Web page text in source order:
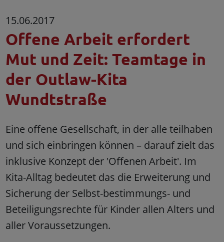
15.06.2017
Offene Arbeit erfordert
Mut und Zeit: Teamtage in
der Outlaw-Kita
Wundtstraße
Eine offene Gesellschaft, in der alle teilhaben
und sich einbringen können – darauf zielt das
inklusive Konzept der 'Offenen Arbeit'. Im
Kita-Alltag bedeutet das die Erweiterung und
Sicherung der Selbst-bestimmungs- und
Beteiligungsrechte für Kinder allen Alters und
aller Voraussetzungen.